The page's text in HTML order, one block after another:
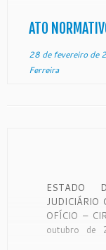
ATO
28 de fevereiro de
Ferreira
ESTADO
JUDICIÁRIO
OFÍCIO –
outubro de